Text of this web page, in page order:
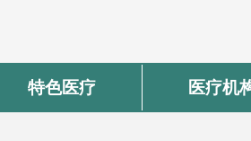
特色医疗 医疗机